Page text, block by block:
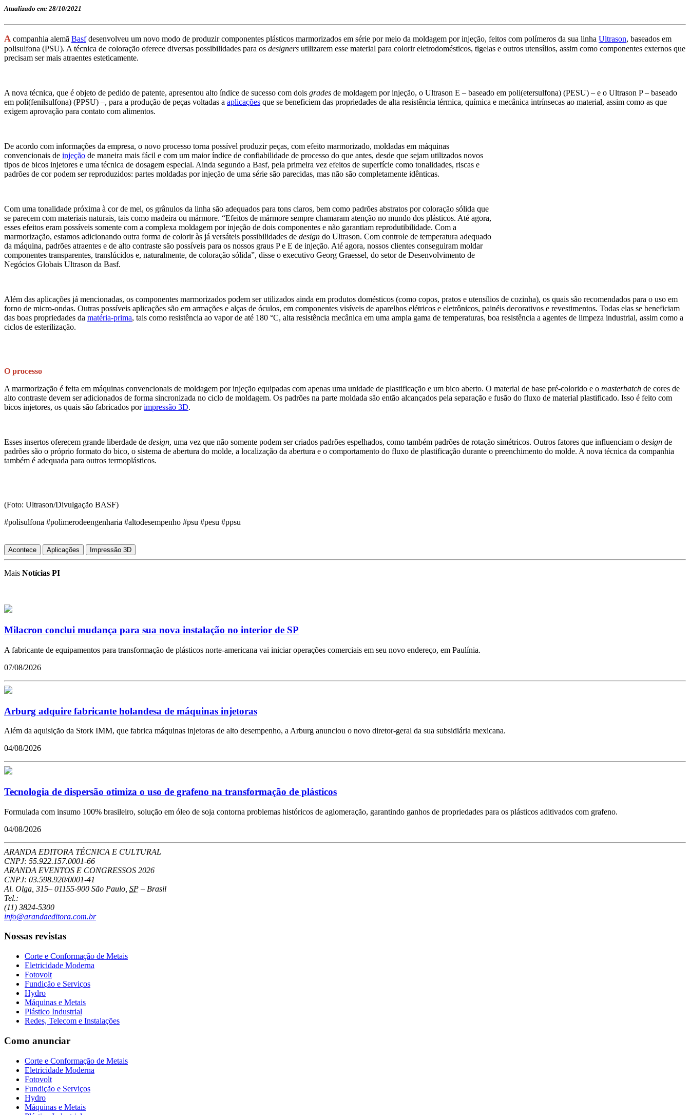
Atualizado em: 28/10/2021
A companhia alemã Basfdesenvolveu um novo modo de produzir componentes plásticos marmorizados em série por meio da moldagem por injeção, feitos com polímeros da sua linha Ultrason, baseados em
polisulfona (PSU). A técnica de coloração oferece diversas possibilidades para os designers utilizarem esse material para colorir eletrodomésticos, tigelas e outros utensílios, assim como componentes externos que
precisam ser mais atraentes esteticamente.
A nova técnica, que é objeto de pedido de patente, apresentou alto índice de sucesso com dois grades de moldagem por injeção, o Ultrason E – baseado em poli(etersulfona) (PESU) – e o Ultrason P – baseado
em poli(fenilsulfona) (PPSU) –, para a produção de peças voltadas a aplicações que se beneficiem das propriedades de alta resistência térmica, química e mecânica intrínsecas ao material, assim como as que
exigem aprovação para contato com alimentos.
De acordo com informações da empresa, o novo processo torna possível produzir peças, com efeito marmorizado, moldadas em máquinas
convencionais de injeção de maneira mais fácil e com um maior índice de confiabilidade de processo do que antes, desde que sejam utilizados novos
tipos de bicos injetores e uma técnica de dosagem especial. Ainda segundo a Basf, pela primeira vez efeitos de superfície como tonalidades, riscas e
padrões de cor podem ser reproduzidos: partes moldadas por injeção de uma série são parecidas, mas não são completamente idênticas.
Com uma tonalidade próxima à cor de mel, os grânulos da linha são adequados para tons claros, bem como padrões abstratos por coloração sólida que
se parecem com materiais naturais, tais como madeira ou mármore. “Efeitos de mármore sempre chamaram atenção no mundo dos plásticos. Até agora,
esses efeitos eram possíveis somente com a complexa moldagem por injeção de dois componentes e não garantiam reprodutibilidade. Com a
marmorização, estamos adicionando outra forma de colorir às já versáteis possibilidades de design do Ultrason. Com controle de temperatura adequado
da máquina, padrões atraentes e de alto contraste são possíveis para os nossos graus P e E de injeção. Até agora, nossos clientes conseguiram moldar
componentes transparentes, translúcidos e, naturalmente, de coloração sólida”, disse o executivo Georg Graessel, do setor de Desenvolvimento de
Negócios Globais Ultrason da Basf.
Além das aplicações já mencionadas, os componentes marmorizados podem ser utilizados ainda em produtos domésticos (como copos, pratos e utensílios de cozinha), os quais são recomendados para o uso em
forno de micro-ondas. Outras possíveis aplicações são em armações e alças de óculos, em componentes visíveis de aparelhos elétricos e eletrônicos, painéis decorativos e revestimentos. Todas elas se beneficiam
das boas propriedades da matéria-prima, tais como resistência ao vapor de até 180 °C, alta resistência mecânica em uma ampla gama de temperaturas, boa resistência a agentes de limpeza industrial, assim como a
ciclos de esterilização.
O processo
A marmorização é feita em máquinas convencionais de moldagem por injeção equipadas com apenas uma unidade de plastificação e um bico aberto. O material de base pré-colorido e o masterbatch de cores de
alto contraste devem ser adicionados de forma sincronizada no ciclo de moldagem. Os padrões na parte moldada são então alcançados pela separação e fusão do fluxo de material plastificado. Isso é feito com
bicos injetores, os quais são fabricados por impressão 3D.
Esses insertos oferecem grande liberdade de design, uma vez que não somente podem ser criados padrões espelhados, como também padrões de rotação simétricos. Outros fatores que influenciam o design de
padrões são o próprio formato do bico, o sistema de abertura do molde, a localização da abertura e o comportamento do fluxo de plastificação durante o preenchimento do molde. A nova técnica da companhia
também é adequada para outros termoplásticos.
(Foto: Ultrason/Divulgação BASF)
#polisulfona #polimerodeengenharia #altodesempenho #psu #pesu #ppsu
Acontece Aplicações Impressão 3D
Mais Notícias PI
Milacron conclui mudança para sua nova instalação no interior de SP
A fabricante de equipamentos para transformação de plásticos norte-americana vai iniciar operações comerciais em seu novo endereço, em Paulínia.
07/08/2026
Arburg adquire fabricante holandesa de máquinas injetoras
Além da aquisição da Stork IMM, que fabrica máquinas injetoras de alto desempenho, a Arburg anunciou o novo diretor-geral da sua subsidiária mexicana.
04/08/2026
Tecnologia de dispersão otimiza o uso de grafeno na transformação de plásticos
Formulada com insumo 100% brasileiro, solução em óleo de soja contorna problemas históricos de aglomeração, garantindo ganhos de propriedades para os plásticos aditivados com grafeno.
04/08/2026
ARANDA EDITORA TÉCNICA E CULTURAL
CNPJ: 55.922.157.0001-66
ARANDA EVENTOS E CONGRESSOS 2026
CNPJ: 03.598.920/0001-41
Al. Olga, 315– 01155-900 São Paulo SP – Brasil
Tel.:
(11) 3824-5300
info@arandaeditora.com.br
Nossas revistas
Corte e Conformação de Metais
Eletricidade Moderna
Fotovolt
Fundição e Serviços
Hydro
Máquinas e Metais
Plástico Industrial
Redes, Telecom e Instalações
Como anunciar
Corte e Conformação de Metais
Eletricidade Moderna
Fotovolt
Fundição e Serviços
Hydro
Máquinas e Metais